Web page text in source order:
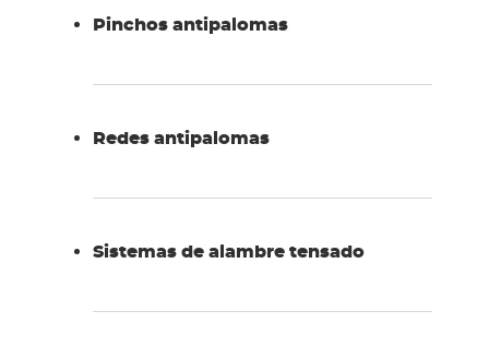
Pinchos antipalomas
Redes antipalomas
Sistemas de alambre tensado